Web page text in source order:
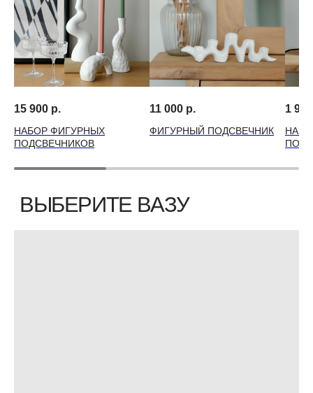
15 900 р.
НАБОР ФИГУРНЫХ
ПОДСВЕЧНИКОВ
11 000 р.
ФИГУРНЫЙ ПОДСВЕЧНИК
1 990